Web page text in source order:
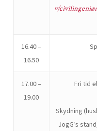
v/
16.40 –
16.50
17.00 –
19.00
Fri tid
Skydning
JogG’s